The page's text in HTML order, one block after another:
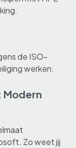
de ISO-
werken.
Modern
Zo weet jij